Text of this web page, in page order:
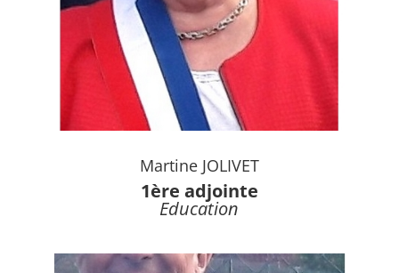
Martine JOLIVET
1ère adjointe
Education